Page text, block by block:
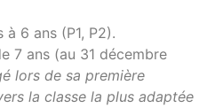
à 6 ans (P1, P2).
7 ans (au 31 décembre
lors de sa première
la classe la plus adaptée